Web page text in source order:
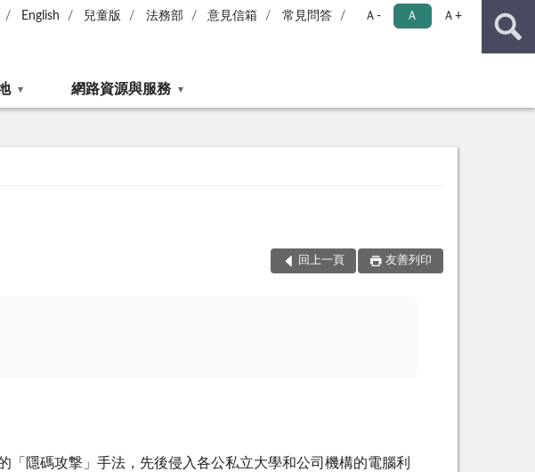
English 兒童版 法務部 意見信箱 常見問答 Ａ- Ａ Ａ+
網路資源與服務
回上一頁 友善列印
隱碼攻撃」手法，先後侵入各公私立大學和公司機構的電腦利